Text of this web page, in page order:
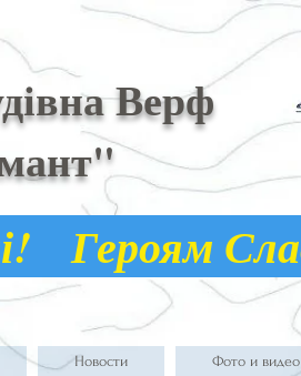
Верф
Героям
Новости Фото и видео